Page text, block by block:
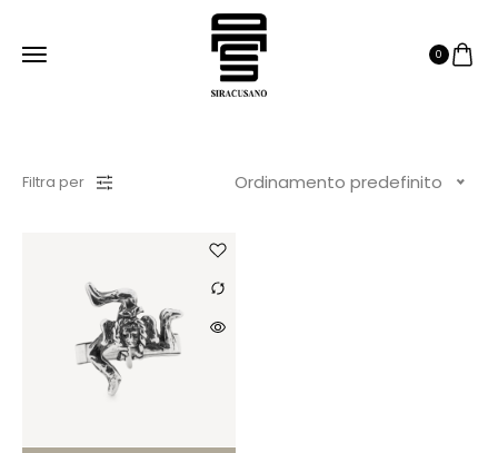
0
Filtra per Ordinamento predefinito